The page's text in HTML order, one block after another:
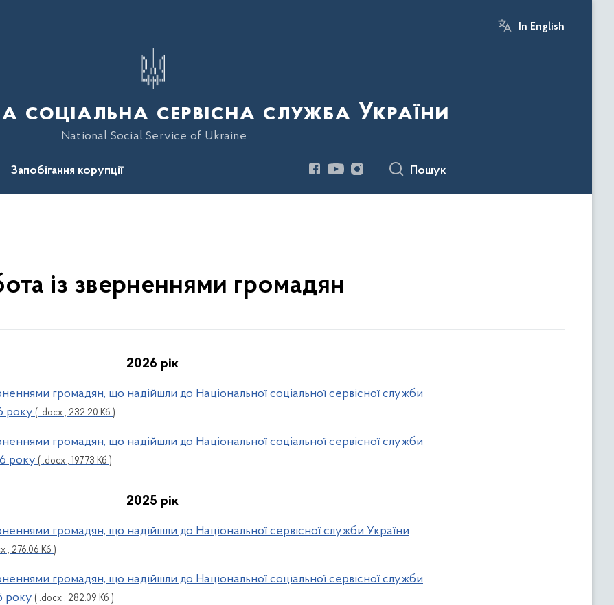
In English
соціальна сервісна служба України
National Social Service of Ukraine
Запобігання корупції Пошук
із зверненнями громадян
2026 рік
громадян, що надійшли до Національної соціальної сервісної служби
року ( .docx , 232.20 Кб )
громадян, що надійшли до Національної соціальної сервісної служби
року ( .docx , 197.73 Кб )
2025 рік
громадян, що надійшли до Національної сервісної служби України
, 276.06 Кб )
громадян, що надійшли до Національної соціальної сервісної служби
року ( .docx , 282.09 Кб )